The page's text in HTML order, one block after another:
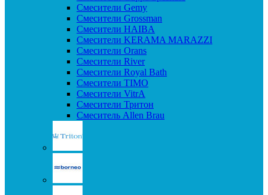
Смесители Gemy
Смесители Grossman
Смесители HAIBA
Смесители KERAMA MARAZZI
Смесители Orans
Смесители River
Смесители Royal Bath
Смесители TIMO
Смесители VitrA
Смесители Тритон
Смеситель Allen Brau